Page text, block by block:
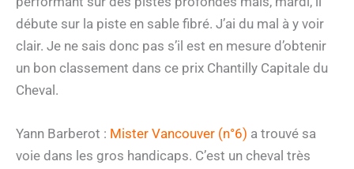
débute sur la piste en sable fibré. J’ai du mal à y voir
clair. Je ne sais donc pas s’il est en mesure d’obtenir
un bon classement dans ce prix Chantilly Capitale du
Cheval.
Yann Barberot : Mister Vancouver (n°6) a trouvé sa
voie dans les gros handicaps. C’est un cheval très